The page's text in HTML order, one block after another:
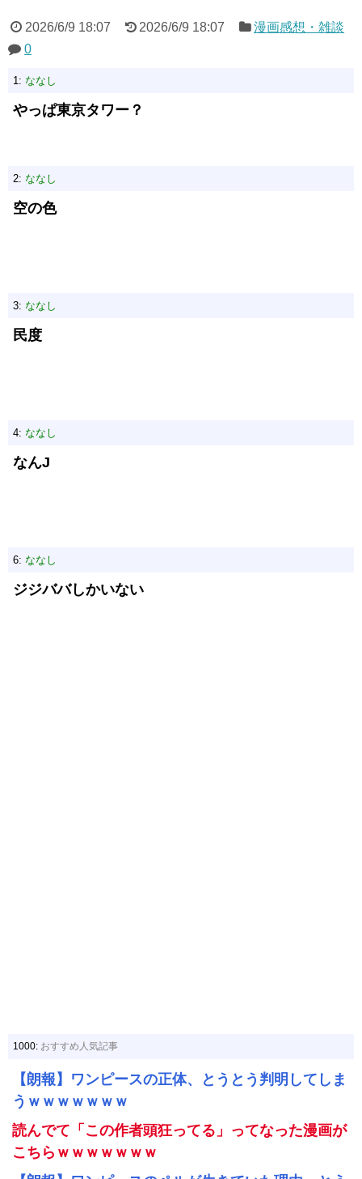
2026/6/9 18:07 2026/6/9 18:07
漫画感想・雑談
0
1: ななし
やっぱ東京タワー？
2: ななし
空の色
3: ななし
民度
4: ななし
なんJ
6: ななし
ジジババしかいない
1000: おすすめ人気記事
【朗報】ワンピースの正体、とうとう判明してしま
うｗｗｗｗｗｗｗ
読んでて「この作者頭狂ってる」ってなった漫画が
こちらｗｗｗｗｗｗｗ